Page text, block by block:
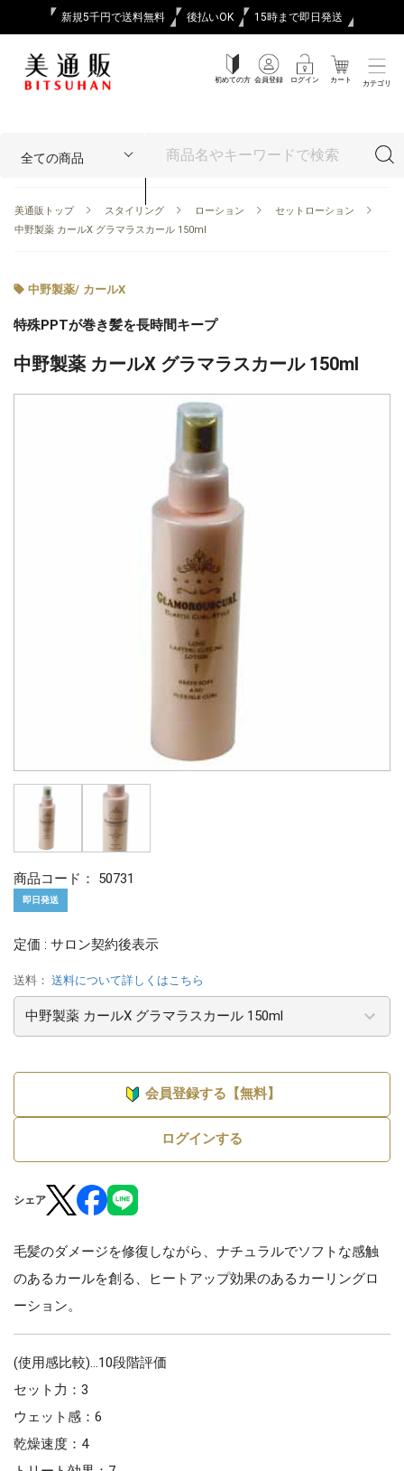
新規5千円で送料無料 後払いOK 15時まで即日発送
初めての方 会員登録 ログイン カート カテゴリ
美通販トップ スタイリング ローション
セットローション
中野製薬 カールX グラマラスカール 150ml
中野製薬/ カールX
特殊PPTが巻き髪を長時間キープ
中野製薬 カールX グラマラスカール 150ml
商品コード： 50731
即日発送
定価 : サロン契約後表示
送料： 送料について詳しくはこちら
会員登録する【無料】
ログインする
シェア
毛髪のダメージを修復しながら、ナチュラルでソフトな感触
のあるカールを創る、ヒートアップ効果のあるカーリングロ
ーション。
(使用感比較)…10段階評価
セット力：3
ウェット感：6
乾燥速度：4